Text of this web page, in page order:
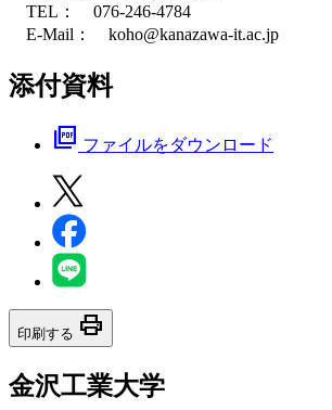
TEL： 076-246-4784
E-Mail： koho@kanazawa-it.ac.jp
添付資料
picture_as_pdf ファイルをダウンロード
印刷する print
金沢工業大学